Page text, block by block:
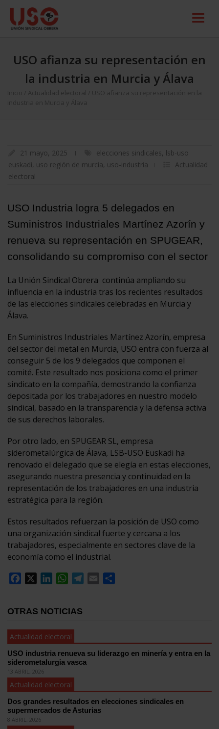
USO afianza su representación en
la industria en Murcia y Álava
Inicio Actualidad electoral
USO afianza su representación en la
industria en Murcia y Álava
21 mayo, 2025 elecciones sindicales, lsb-uso
euskadi, uso región de murcia, uso-industria
Actualidad
electoral
USO Industria logra 5 delegados en
Suministros Industriales Martínez Azorín y
renueva su representación en SPUGEAR,
consolidando su compromiso con el sector
La Unión Sindical Obrera continúa ampliando su
influencia en la industria tras los recientes resultados
de las elecciones sindicales celebradas en Murcia y
Álava.
En Suministros Industriales Martínez Azorín, empresa
del sector del metal en Murcia, USO entra con fuerza al
conseguir 5 de los 9 delegados que componen el
comité. Este resultado nos posiciona como el primer
sindicato en la compañía, demostrando la confianza
depositada por los trabajadores en nuestro modelo
sindical, basado en la transparencia y la defensa activa
de sus derechos laborales.
Por otro lado, en SPUGEAR SL, empresa
siderometalúrgica de Álava, LSB-USO Euskadi ha
renovado el delegado que se elegía en estas elecciones,
asegurando nuestra presencia y continuidad en la
representación de los trabajadores en una industria
estratégica para la región.
Estos resultados refuerzan la posición de USO como
una organización sindical fuerte y cercana a los
trabajadores, especialmente en sectores clave de la
economía como el industrial.
Facebook
LinkedInWhatsApp
Telegram
Email
OTRAS NOTICIAS
Actualidad electoral
USO industria renueva su liderazgo en minería y entra en la
siderometalurgia vasca
13 ABRIL, 2026
Actualidad electoral
Dos grandes resultados en elecciones sindicales en
supermercados de Asturias
8 ABRIL, 2026